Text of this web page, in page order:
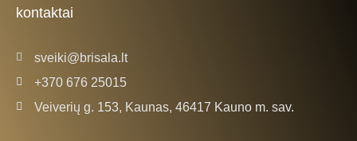
-
f
m
kontaktai
sveiki@brisala.lt
+370 676 25015
Veiverių g. 153, Kaunas, 46417 Kauno m. sav.